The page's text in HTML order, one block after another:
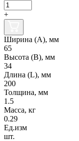
+
Ширина (А), мм
65
Высота (В), мм
34
Длина (L), мм
200
Толщина, мм
1.5
Масса, кг
0.29
Ед.изм
шт.